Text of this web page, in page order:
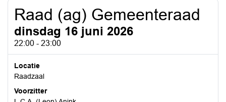
Raad (ag) Gemeenteraad
dinsdag 16 juni 2026
22:00 - 23:00
Locatie
Raadzaal
Voorzitter